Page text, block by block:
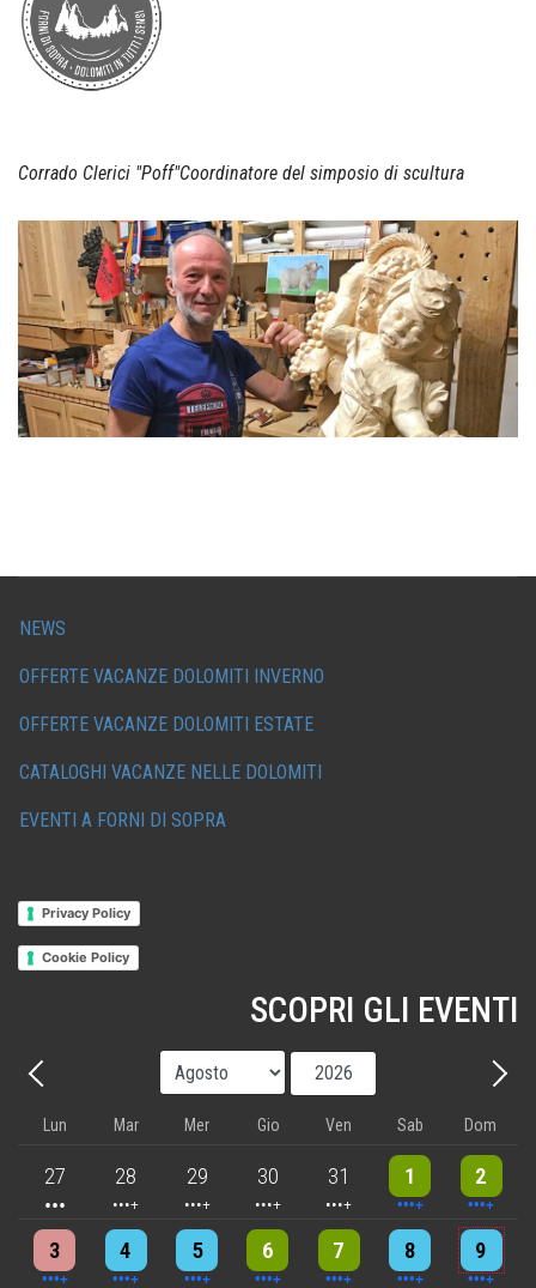
Corrado Clerici "Poff"Coordinatore del simposio di scultura
NEWS
OFFERTE VACANZE DOLOMITI INVERNO
OFFERTE VACANZE DOLOMITI ESTATE
CATALOGHI VACANZE NELLE DOLOMITI
EVENTI A FORNI DI SOPRA
Privacy Policy
Cookie Policy
SCOPRI GLI EVENTI
Precedente - Mese
Anno
Lun Mar Mer Gio Ven Sab Dom
27
3 events 28
4 events 29
5 events 30
5 events 31
5 events 1
9 events 2
8 events
3
4 events 4
4 events 5
7 events 6
6 events 7
5 events 8
7 events 9
8 events